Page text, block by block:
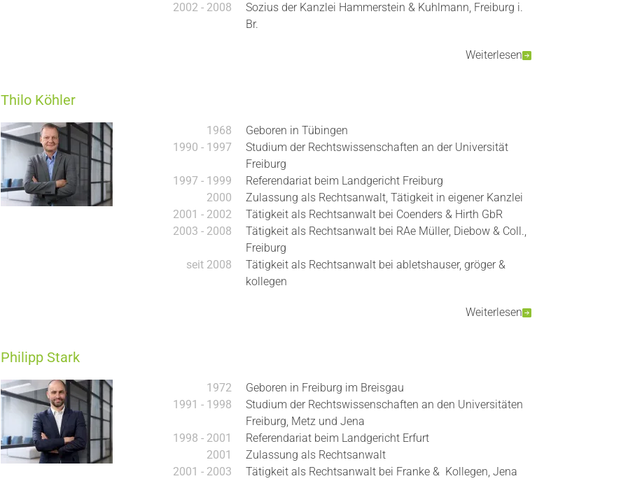
2002 - 2008
Sozius der Kanzlei Hammerstein & Kuhlmann, Freiburg i.
Br.
Weiterlesen
Thilo Köhler
1968
Geboren in Tübingen
1990 - 1997
Studium der Rechtswissenschaften an der Universität
Freiburg
1997 - 1999
Referendariat beim Landgericht Freiburg
2000
Zulassung als Rechtsanwalt, Tätigkeit in eigener Kanzlei
2001 - 2002
Tätigkeit als Rechtsanwalt bei Coenders & Hirth GbR
2003 - 2008
Tätigkeit als Rechtsanwalt bei RAe Müller, Diebow & Coll.,
Freiburg
seit 2008
Tätigkeit als Rechtsanwalt bei abletshauser, gröger &
kollegen
Weiterlesen
Philipp Stark
1972
Geboren in Freiburg im Breisgau
1991 - 1998
Studium der Rechtswissenschaften an den Universitäten
Freiburg, Metz und Jena
1998 - 2001
Referendariat beim Landgericht Erfurt
2001
Zulassung als Rechtsanwalt
2001 - 2003
Tätigkeit als Rechtsanwalt bei Franke & Kollegen, Jena